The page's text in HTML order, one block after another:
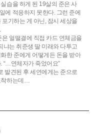
습을 하게 된 19살의 준은 사
에 적응하지 못한다. 그런 준에
기하는 게 아닌, 잠시 세상을
얼떨결에 직접 카드 연체금을
냐는 취준생 딸 미래와 다투고
한 준에게 어떻게든 돈을 받아
“…연체자가 죽었어요”
발견된 후 세연에게는 준으로
착하는데…